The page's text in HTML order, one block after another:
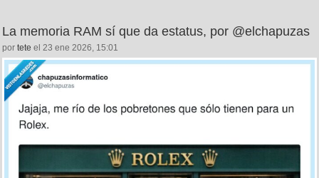
La memoria RAM sí que da estatus, por @elchapuzas
por tete el 23 ene 2026, 15:01